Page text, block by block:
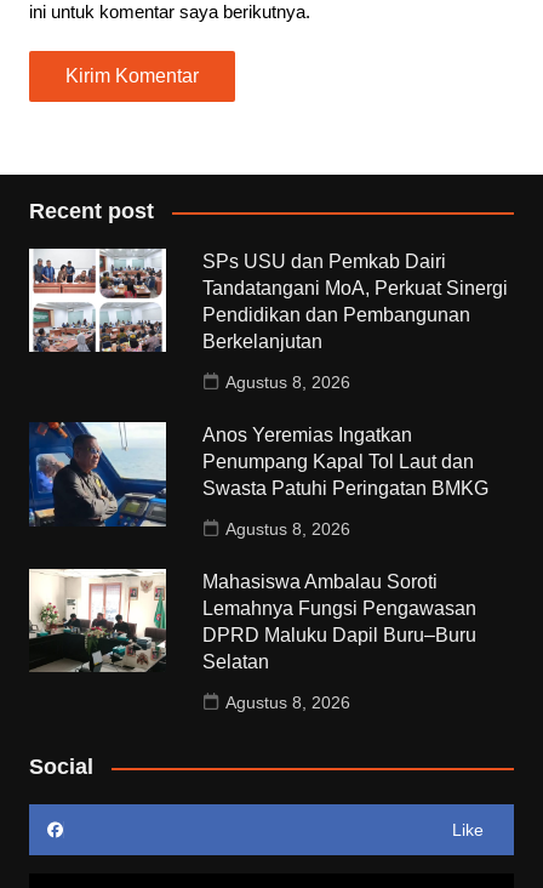
ini untuk komentar saya berikutnya.
Recent post
SPs USU dan Pemkab Dairi
Tandatangani MoA, Perkuat Sinergi
Pendidikan dan Pembangunan
Berkelanjutan
Agustus 8, 2026
Anos Yeremias Ingatkan
Penumpang Kapal Tol Laut dan
Swasta Patuhi Peringatan BMKG
Agustus 8, 2026
Mahasiswa Ambalau Soroti
Lemahnya Fungsi Pengawasan
DPRD Maluku Dapil Buru–Buru
Selatan
Agustus 8, 2026
Social
Like